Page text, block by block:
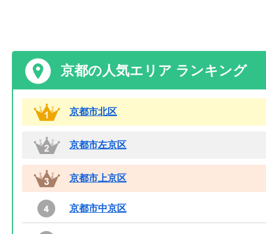
京都の人気エリア ランキング
京都市北区
京都市左京区
京都市上京区
京都市中京区